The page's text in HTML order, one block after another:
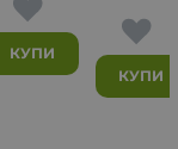
КУПИ
КУПИ